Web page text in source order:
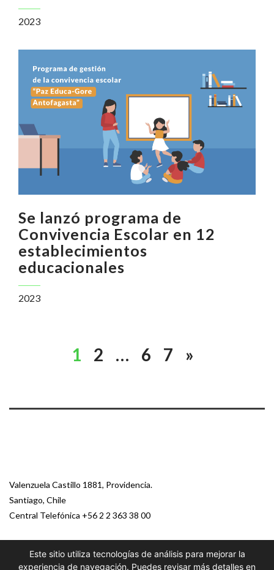
2023
Se lanzó programa de
Convivencia Escolar en 12
establecimientos
educacionales
2023
1 2 … 6 7 »
Valenzuela Castillo 1881, Providencia.
Santiago, Chile
Central Telefónica +56 2 2 363 38 00
© 2026 Paz Ciudadana
Este sitio utiliza tecnologías de análisis para mejorar la
experiencia de navegación. Puedes revisar más detalles en